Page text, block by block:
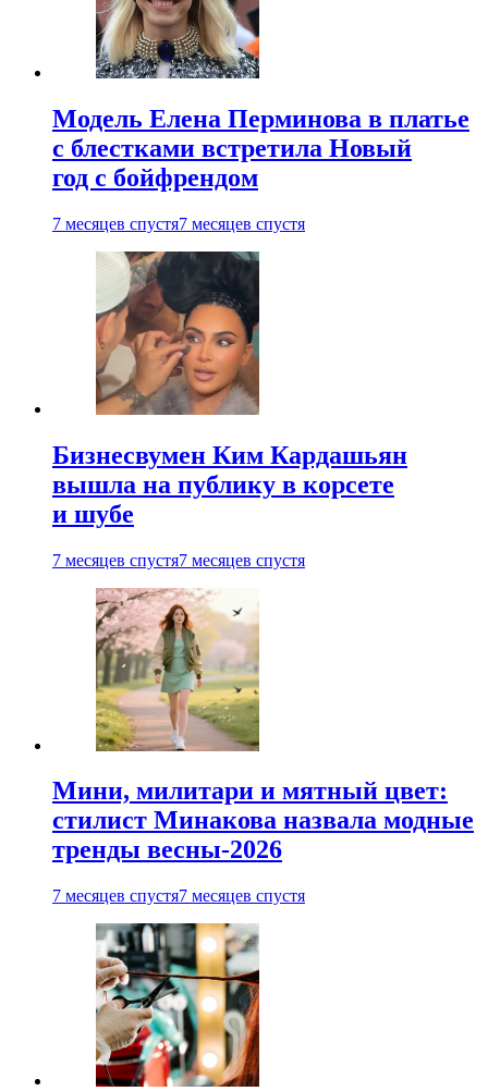
Модель Елена Перминова в платье
с блестками встретила Новый
год с бойфрендом
7 месяцев спустя7 месяцев спустя
Бизнесвумен Ким Кардашьян
вышла на публику в корсете
и шубе
7 месяцев спустя7 месяцев спустя
Мини, милитари и мятный цвет:
стилист Минакова назвала модные
тренды весны-2026
7 месяцев спустя7 месяцев спустя